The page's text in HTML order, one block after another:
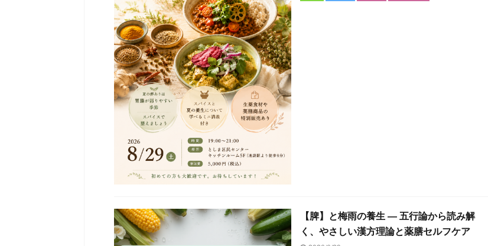
【脾】と梅雨の養生 ― 五行論から読み解
く、やさしい漢方理論と薬膳セルフケア